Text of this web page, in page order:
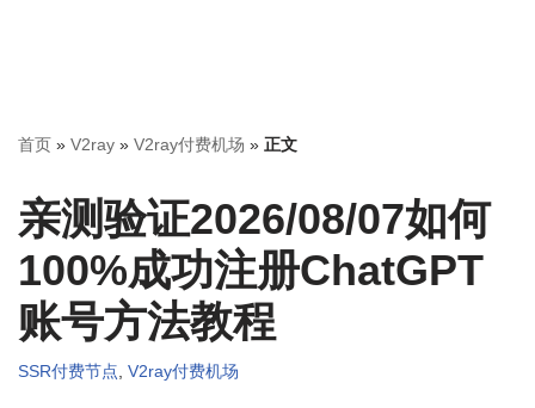
首页 » V2ray » V2ray付费机场 » 正文
亲测验证2026/08/07如何
100%成功注册ChatGPT
账号方法教程
SSR付费节点, V2ray付费机场